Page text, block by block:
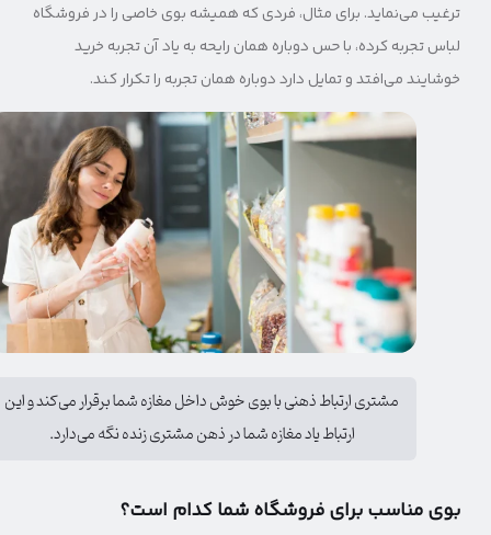
ترغیب می‌نماید. برای مثال، فردی که همیشه بوی خاصی را در فروشگاه
لباس تجربه کرده، با حس دوباره همان رایحه به یاد آن تجربه خرید
خوشایند می‌افتد و تمایل دارد دوباره همان تجربه را تکرار کند.
مشتری ارتباط ذهنی با بوی خوش داخل مغازه شما برقرار می‌کند و این
ارتباط یاد مغازه شما در ذهن مشتری زنده نگه می‌دارد.
بوی مناسب برای فروشگاه شما کدام است؟